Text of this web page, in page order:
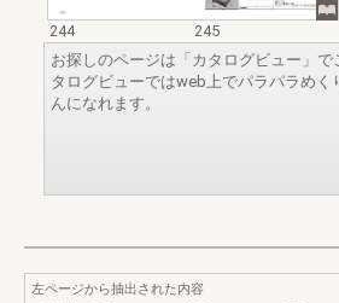
244
245
お探しのページは「カタログビュー」で
タログビューではweb上でパラパラめく
んになれます。
左ページから抽出された内容